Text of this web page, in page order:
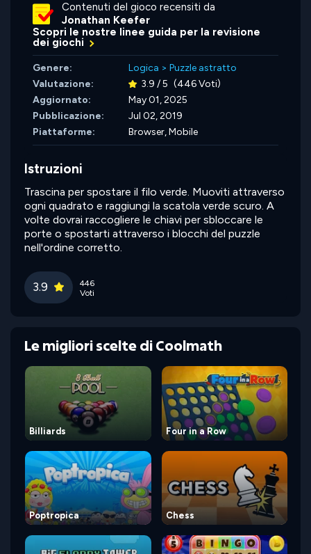
Contenuti del gioco recensiti da
Jonathan Keefer
Scopri le nostre linee guida per la revisione
dei giochi
Genere: Logica > Puzzle astratto
Valutazione:
3.9 / 5 (446 Voti)
Aggiornato:
May 01, 2025
Pubblicazione:
Jul 02, 2019
Piattaforme:
Browser, Mobile
Istruzioni
Trascina per spostare il filo verde. Muoviti attraverso
ogni quadrato e raggiungi la scatola verde scuro. A
volte dovrai raccogliere le chiavi per sbloccare le
porte o spostarti attraverso i blocchi del puzzle
nell'ordine corretto.
3.9
446
Voti
Le migliori scelte di Coolmath
Billiards Four in a Row
Poptropica Chess